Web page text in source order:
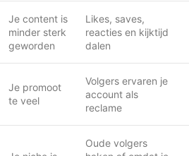
Je content is
minder sterk
geworden
Likes, saves,
reacties en kijktijd
dalen
Je promoot
te veel
Volgers ervaren je
account als
reclame
Oude volgers